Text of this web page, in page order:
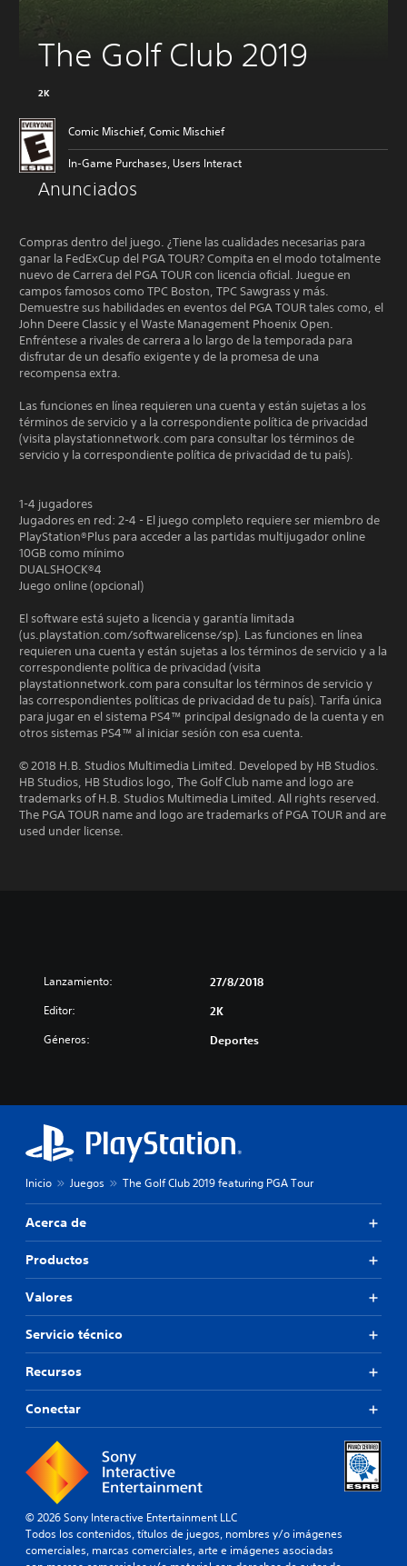
The Golf Club 2019
2K
Anunciados
Agregar a la lista de deseos
Fecha de lanzamiento:
Comic Mischief, Comic Mischief
In-Game Purchases, Users Interact
Comic Mischief, Comic Mischief
In-Game Purchases, Users Interact
Compras dentro del juego. ¿Tiene las cualidades necesarias para
ganar la FedExCup del PGA TOUR? Compita en el modo totalmente
nuevo de Carrera del PGA TOUR con licencia oficial. Juegue en
campos famosos como TPC Boston, TPC Sawgrass y más.
Demuestre sus habilidades en eventos del PGA TOUR tales como, el
John Deere Classic y el Waste Management Phoenix Open.
Enfréntese a rivales de carrera a lo largo de la temporada para
disfrutar de un desafío exigente y de la promesa de una
recompensa extra.
Las funciones en línea requieren una cuenta y están sujetas a los
términos de servicio y a la correspondiente política de privacidad
(visita playstationnetwork.com para consultar los términos de
servicio y la correspondiente política de privacidad de tu país).
1-4 jugadores
Jugadores en red: 2-4 - El juego completo requiere ser miembro de
PlayStation®Plus para acceder a las partidas multijugador online
10GB como mínimo
DUALSHOCK®4
Juego online (opcional)
El software está sujeto a licencia y garantía limitada
(us.playstation.com/softwarelicense/sp). Las funciones en línea
requieren una cuenta y están sujetas a los términos de servicio y a la
correspondiente política de privacidad (visita
playstationnetwork.com para consultar los términos de servicio y
las correspondientes políticas de privacidad de tu país). Tarifa única
para jugar en el sistema PS4™ principal designado de la cuenta y en
otros sistemas PS4™ al iniciar sesión con esa cuenta.
© 2018 H.B. Studios Multimedia Limited. Developed by HB Studios.
HB Studios, HB Studios logo, The Golf Club name and logo are
trademarks of H.B. Studios Multimedia Limited. All rights reserved.
The PGA TOUR name and logo are trademarks of PGA TOUR and are
used under license.
Lanzamiento: 27/8/2018
Editor: 2K
Géneros: Deportes
Inicio Juegos The Golf Club 2019 featuring PGA Tour
Acerca de
Productos
Valores
Servicio técnico
Recursos
Conectar
© 2026 Sony Interactive Entertainment LLC
Todos los contenidos, títulos de juegos, nombres y/o imágenes
comerciales, marcas comerciales, arte e imágenes asociadas